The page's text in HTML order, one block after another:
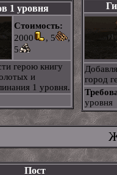
1 уровня
Стоимость:
2000
, 5
,
5
герою книгу
и
1 уровня.
город
уровня
Пост